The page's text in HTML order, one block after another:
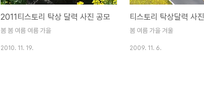
2011티스토리 탁상 달력 사진 공모
봄 봄 여름 여름 가을
2010. 11. 19.
티스토리 탁상달력 사진
봄 여름 가을 겨울
2009. 11. 6.